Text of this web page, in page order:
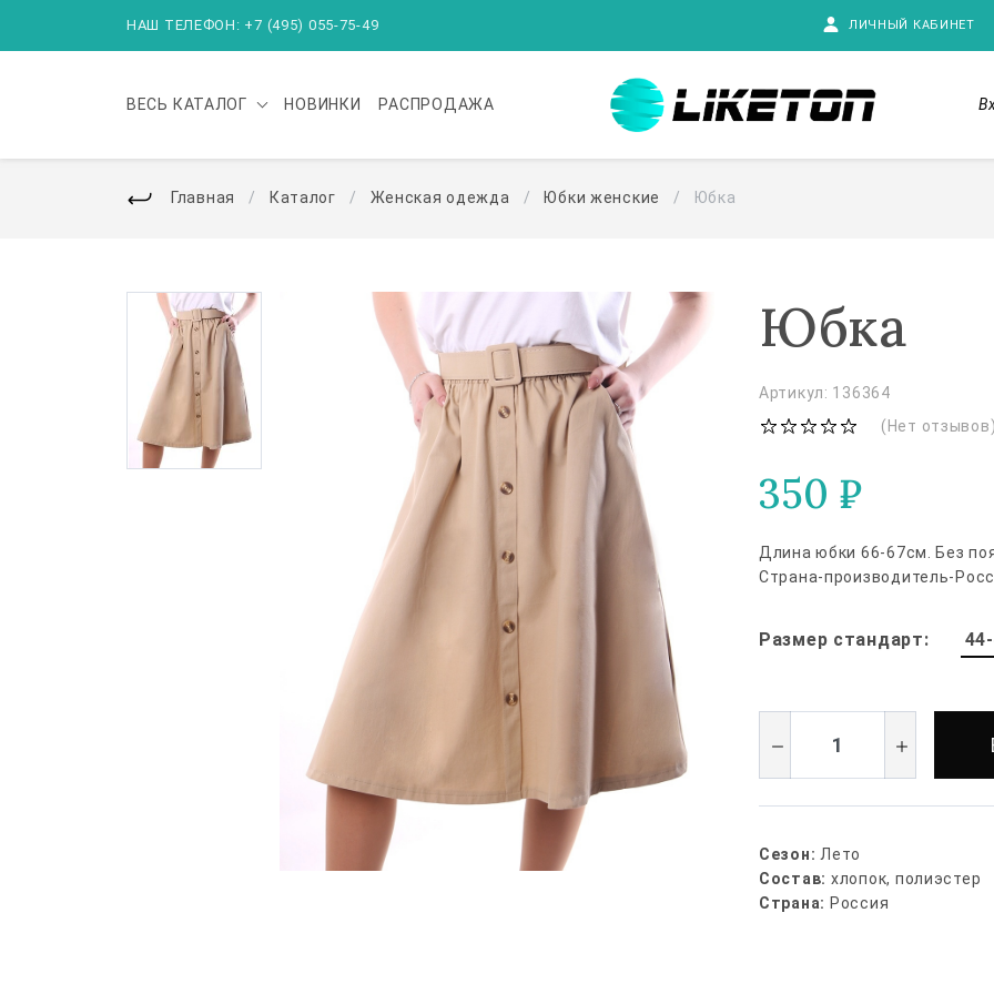
НАШ ТЕЛЕФОН: +7 (495) 055-75-49 ЛИЧНЫЙ КАБИНЕТ
ВЕСЬ КАТАЛОГ НОВИНКИ РАСПРОДАЖА
Главная Каталог Женская одежда Юбки женские Юбка
Юбка
Артикул: 136364
(Нет отзывов)
350 ₽
Длина юбки 66-67см. Без
Страна-производитель-
Размер стандарт:
Сезон: Лето
Состав: хлопок, полиэстер
Страна: Россия